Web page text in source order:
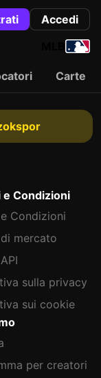
Accedi
Carte
e Condizioni
Condizioni
mercato
sulla privacy
sui cookie
per creatori